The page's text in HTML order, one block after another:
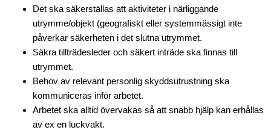
Det ska säkerställas att aktiviteter i närliggande
utrymme/objekt (geografiskt eller systemmässigt inte
påverkar säkerheten i det slutna utrymmet.
Säkra tillträdesleder och säkert inträde ska finnas till
utrymmet.
Behov av relevant personlig skyddsutrustning ska
kommuniceras inför arbetet.
Arbetet ska alltid övervakas så att snabb hjälp kan erhållas
av ex en luckvakt.